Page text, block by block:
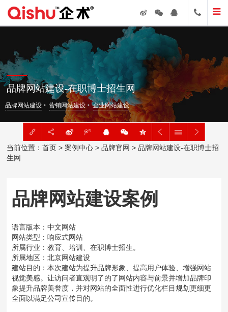
品牌网站建设-在职博士招生网
品牌网站建设 营销网站建设 企业网站建设
当前位置：首页 >案例中心 >品牌官网 > 品牌网站建设-在职博士招
生网
品牌网站建设案例
语言版本：中文网站
网站类型：响应式网站
所属行业：教育、培训、在职博士招生。
所属地区：北京网站建设
建站目的：本次建站为提升品牌形象、提高用户体验、增强网站
视觉美感。让访问者直观明了的了网站内容与前景并增加品牌印
象提升品牌美誉度，并对网站的全面性进行优化栏目规划更细更
全面以满足公司宣传目的。